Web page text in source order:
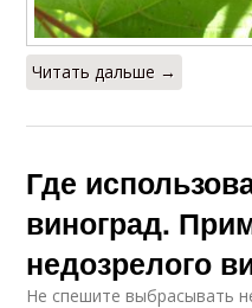
Читать дальше →
Где
виноград.
недозрелого
Не спешите выбрасывать